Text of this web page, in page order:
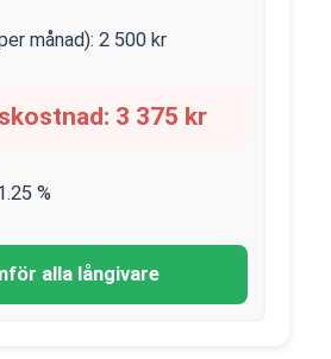
månad): 2 500 kr
3 375 kr
%
alla långivare